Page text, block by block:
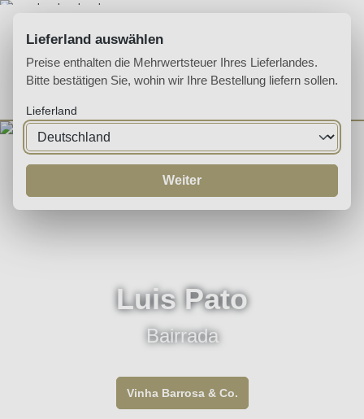
Du hast 0
Luis Pato
Bairrada
Vinha Barrosa & Co.
Lieferland auswählen
Preise enthalten die Mehrwertsteuer Ihres Lieferlandes.
Bitte bestätigen Sie, wohin wir Ihre Bestellung liefern sollen.
Lieferland
Weiter